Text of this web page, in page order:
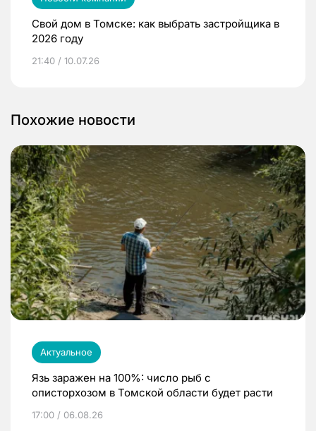
Свой дом в Томске: как выбрать застройщика в
2026 году
21:40 / 10.07.26
Похожие новости
Актуальное
Язь заражен на 100%: число рыб с
описторхозом в Томской области будет расти
17:00 / 06.08.26